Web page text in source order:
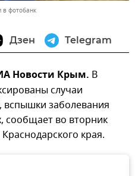
в фотобанк
Дзен Telegram
Новости Крым. В
случаи
заболевания
сообщает во вторник
края.